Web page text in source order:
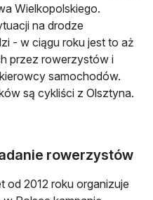
Wielkopolskiego.
na drodze
- w ciągu roku jest to aż
przez rowerzystów i
samochodów.
są cykliści z Olsztyna.
rowerzystów
od 2012 roku organizuje